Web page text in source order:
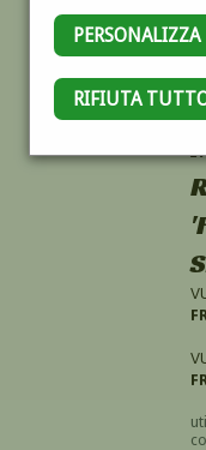
PERSONALIZZA
RIFIUTA